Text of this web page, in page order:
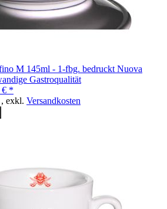
M 145ml - 1-fbg. bedruckt Nuova
Gastroqualität
€ *
, exkl. Versandkosten